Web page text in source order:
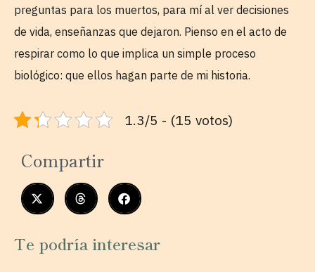
preguntas para los muertos, para mí al ver decisiones
de vida, enseñanzas que dejaron. Pienso en el acto de
respirar como lo que implica un simple proceso
biológico: que ellos hagan parte de mi historia.
1.3/5 - (15 votos)
Compartir
Te podría interesar